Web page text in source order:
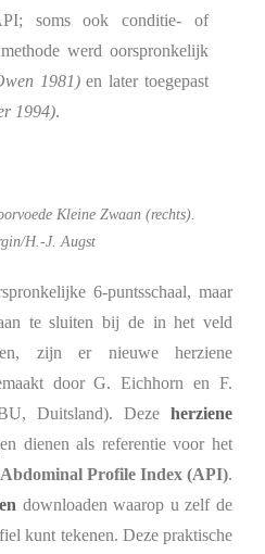
soms ook conditie- of
werd oorspronkelijk
1981)en later toegepast
1994).
Kleine Zwaan (rechts).
H.-J. Augst
6-puntsschaal, maar
te sluiten bij de in het veld
zijn er nieuwe herziene
door G. Eichhorn en F.
Duitsland). Deze herziene
dienen als referentie voor het
Abdominal Profile Index (API).
downloaden waarop u zelf de
kunt tekenen. Deze praktische